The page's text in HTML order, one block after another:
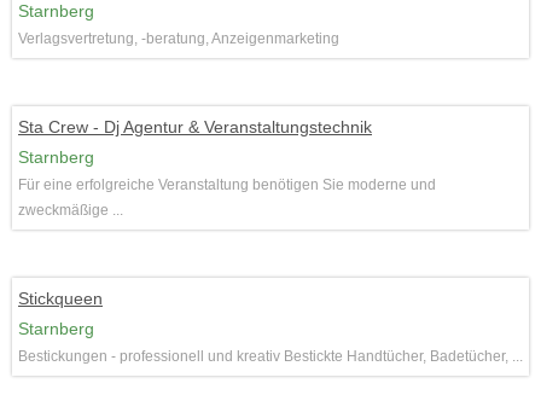
Starnberg
Verlagsvertretung, -beratung, Anzeigenmarketing
Sta Crew - Dj Agentur & Veranstaltungstechnik
Starnberg
Für eine erfolgreiche Veranstaltung benötigen Sie moderne und
zweckmäßige ...
Stickqueen
Starnberg
Bestickungen - professionell und kreativ Bestickte Handtücher, Badetücher, ...